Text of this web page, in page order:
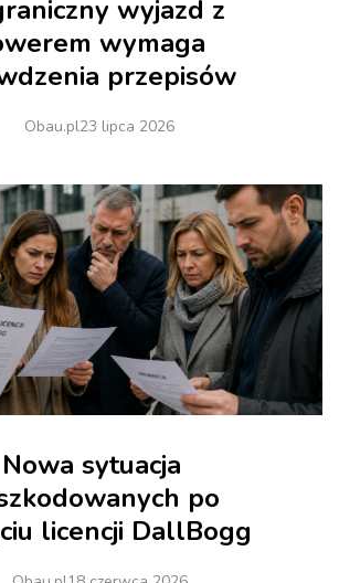
wyjazd z
wymaga
przepisów
Obau.pl23 lipca 2026
Nowa sytuacja
po
licencji DallBogg